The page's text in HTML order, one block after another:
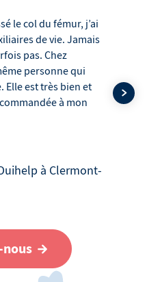
le col du fémur, j’ai
de vie. Jamais
pas. Chez
personne qui
Elle est très bien et
à mon
à Clermont-